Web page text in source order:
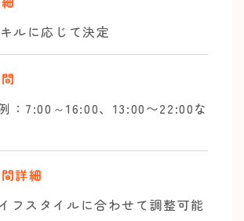
ルに応じて決定
：7:00～16:00、13:00〜22:00な
詳細
フスタイルに合わせて調整可能